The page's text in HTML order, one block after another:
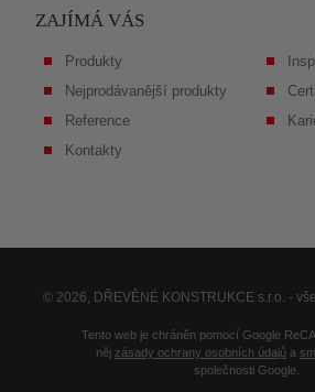
ZAJÍMÁ VÁS
Produkty
Nejprodávanější produkty
Reference
Kontakty
© 2026, DŘEVĚNÉ KONSTRUKCE s.r.o. -
Tento web je chráněn pomocí Google
něj zásady ochrany osobních údajů a
společnosti Google.